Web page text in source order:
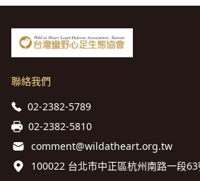
聯絡我們
02-2382-5789
02-2382-5810
comment@wildatheart.org.tw
100022 台北市中正區杭州南路一段